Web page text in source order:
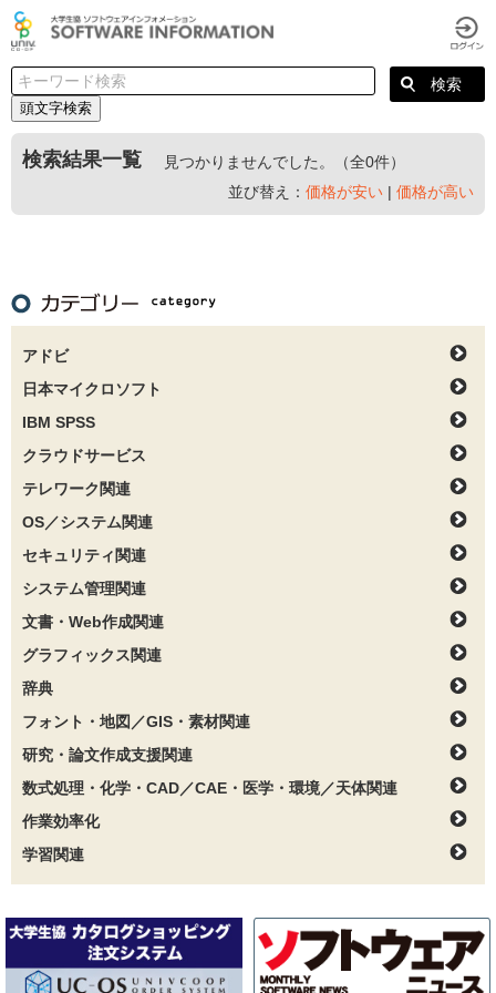
頭文字検索
検索結果一覧
見つかりませんでした。（全0件）
並び替え： 価格が安い | 価格が高い
アドビ
日本マイクロソフト
IBM SPSS
クラウドサービス
テレワーク関連
OS／システム関連
セキュリティ関連
システム管理関連
文書・Web作成関連
グラフィックス関連
辞典
フォント・地図／GIS・素材関連
研究・論文作成支援関連
数式処理・化学・CAD／CAE・医学・環境／天体関連
作業効率化
学習関連